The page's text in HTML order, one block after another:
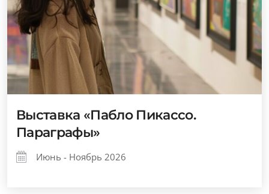
Выставка «Пабло Пикассо.
Параграфы»
Июнь - Ноябрь 2026